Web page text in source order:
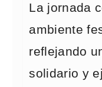
La jornada
ambiente
reflejando
solidario y